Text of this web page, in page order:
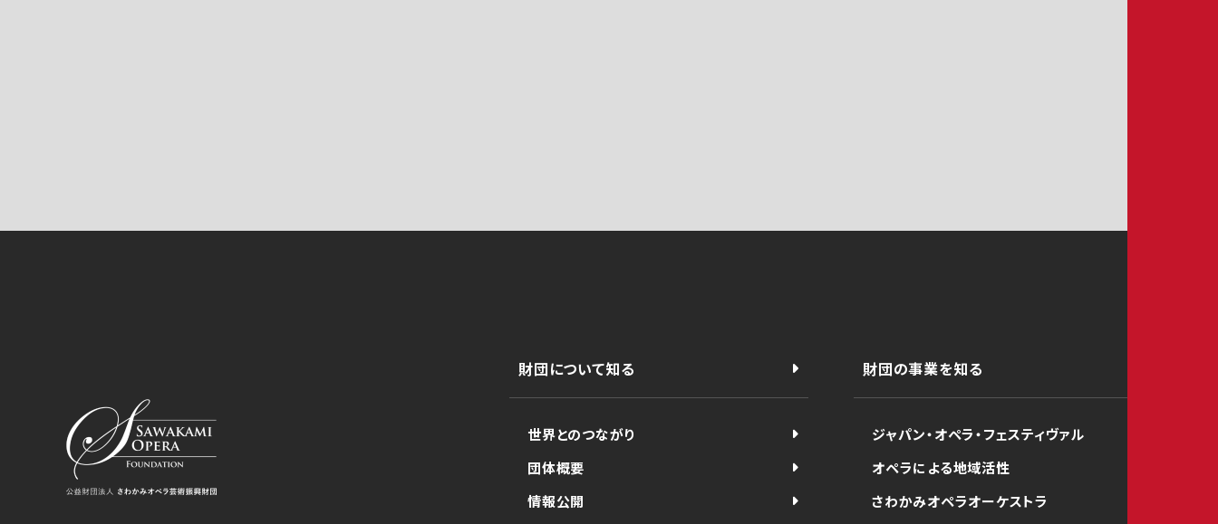
財団について知る
世界とのつながり
団体概要
情報公開
財団の事業を知る
ジャパン・オペラ・フェスティヴァル
オペラによる地域活性
さわかみオペラオーケストラ